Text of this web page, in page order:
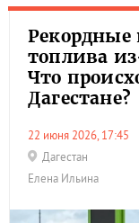
топлива
Что
Дагестане?
22 июня 2026, 17:45
Дагестан
Елена Ильина